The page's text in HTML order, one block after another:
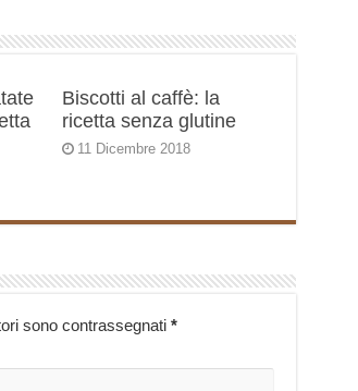
Biscotti al caffè: la
ricetta senza glutine
11 Dicembre 2018
sono contrassegnati *